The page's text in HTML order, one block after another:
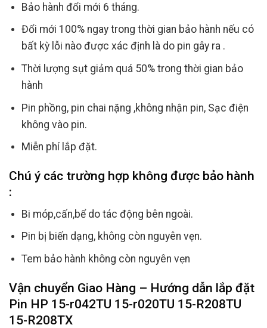
Bảo hành đổi mới 6 tháng.
Đổi mới 100% ngay trong thời gian bảo hành nếu có
bất kỳ lỗi nào được xác định là do pin gây ra .
Thời lượng sụt giảm quá 50% trong thời gian bảo
hành
Pin phồng, pin chai nặng ,không nhận pin, Sạc điện
không vào pin.
Miễn phí lắp đặt.
Chú ý các trường hợp không được bảo hành
:
Bi móp,cấn,bể do tác động bên ngoài.
Pin bị biến dạng, không còn nguyên vẹn.
Tem bảo hành không còn nguyên vẹn
Vận chuyển Giao Hàng – Hướng dẫn lắp đặt
Pin HP 15-r042TU 15-r020TU 15-R208TU
15-R208TX